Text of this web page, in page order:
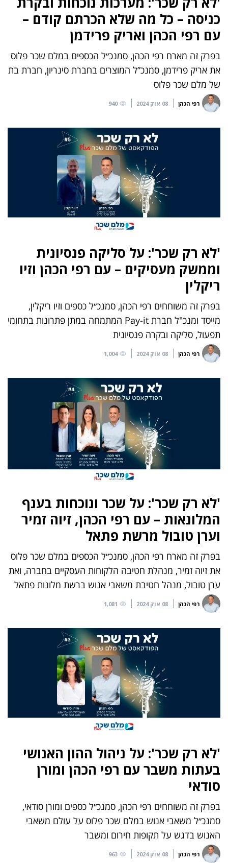
כניסה – כל מה שלא הכרתם קודם –
עם רפי הכהן ואריק פרידמן
בפרק זה מארח רפי הכהן, סמנכ״ל הכספים במלם שכר פלוס
את אריק פרידמן, סמנכ”ל המוצרים בחברת סינריון, חברת בת
של מלם שכר פלוס
רפי הכהן 08 אוק 2024 940
'לא רק שכר': על סליקה פנסיונית
וממשק מעסיקים – עם רפי הכהן וזיו
ריקלין
בפרק זה משוחחים רפי הכהן, סמנכ״ל כספים וזיו ריקלין,
מייסד ומנכ"ל חברת Pay-it המתמחה במתן פתרונות בתחומי
תפעול, סליקה ובקרה פנסיונית
רפי הכהן 08 אוק 2024 1,004
'לא רק שכר': על שכר ונוכחות בענף
המלונאות – עם רפי הכהן, זיוה זמיר
וערן טובול מרשת פתאל
בפרק זה מארח רפי הכהן, סמנכ״ל הכספים במלם שכר פלוס
את זיוה זמיר, מנהלת חטיבה הלקוחות העסקיים בחברה, ואת
ערן טובול, מנהל חטיבת משאבי אנוש ברשת מלונות פתאל
רפי הכהן 08 אוק 2024 1,081
'לא רק שכר': על ניהול ההון האנושי
בעתות משבר עם רפי הכהן ומורן
סודאי
בפרק זה משוחחים רפי הכהן, סמנכ״ל כספים ומורן סודאי,
סמנכ״ל משאבי אנוש במלם שכר פלוס על עולם משאבי
האנוש בדגש על תקופות חירום ומשבר
רפי הכהן 08 אוק 2024 963